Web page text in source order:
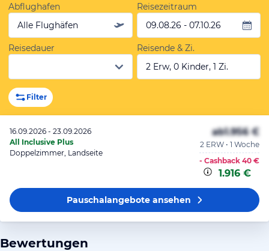
Abflughafen
Alle Flughäfen
Reisezeitraum
09.08.26 - 07.10.26
Reisedauer
Reisende & Zi.
2 Erw, 0 Kinder, 1 Zi.
Filter
16.09.2026 - 23.09.2026
All Inclusive Plus
Doppelzimmer, Landseite
ab1.956 €
2 ERW • 1 Woche
- Cashback 40 €
1.916 €
Pauschalangeboteansehen
Bewertungen